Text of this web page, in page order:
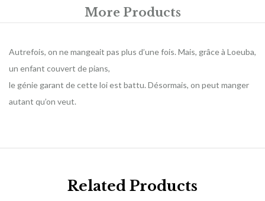
More Products
Autrefois, on ne mangeait pas plus d’une fois. Mais, grâce à Loeuba,
un enfant couvert de pians,
le génie garant de cette loi est battu. Désormais, on peut manger
autant qu’on veut.
Related Products